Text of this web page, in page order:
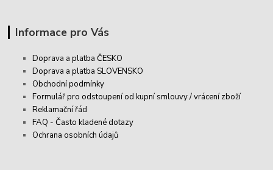
Informace pro Vás
Doprava a platba ČESKO
Doprava a platba SLOVENSKO
Obchodní podmínky
Formulář pro odstoupení od kupní smlouvy / vrácení zboží
Reklamační řád
FAQ - Často kladené dotazy
Ochrana osobních údajů